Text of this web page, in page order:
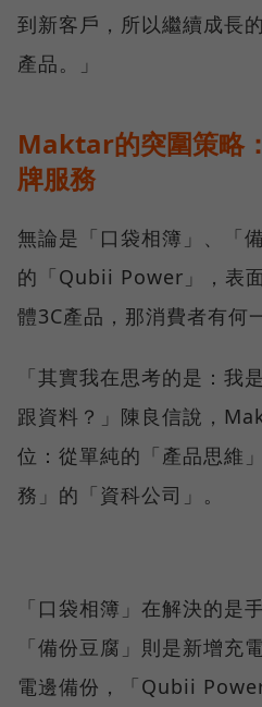
到新客戶，所以繼續成長
產品。」
Maktar的突圍策略
牌服務
無論是「口袋相簿」、「
的「Qubii Power」，表
體3C產品，那消費者有何
「其實我在思考的是：我
跟資料？」陳良信說，
位：從單純的「產品思維
務」的「資科公司」。
「口袋相簿」在解決的是
「備份豆腐」則是新增充
電邊備份，「Qubii